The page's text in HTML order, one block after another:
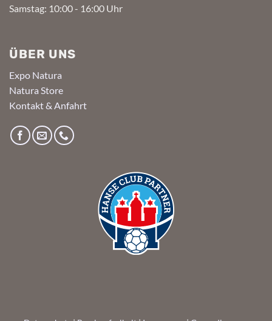
Samstag: 10:00 - 16:00 Uhr
ÜBER UNS
Expo Natura
Natura Store
Kontakt & Anfahrt